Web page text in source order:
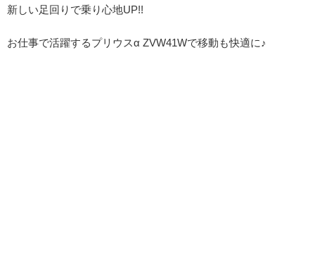
新しい足回りで乗り心地UP!!
お仕事で活躍するプリウスα ZVW41Wで移動も快適に♪